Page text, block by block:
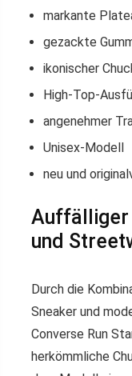
markante
gezackte
ikonischer
High-Top-
angenehmer
Unisex-Modell
neu und
Auffälliger
und
Durch die
Sneaker und
Converse Run
herkömmliche